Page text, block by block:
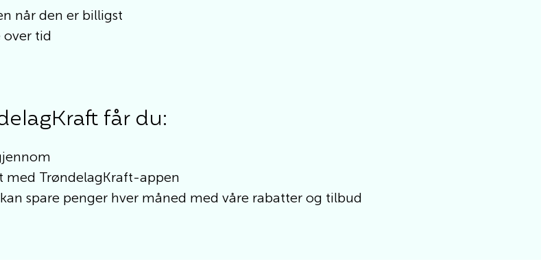
når den er billigst
over tid
får du:
med TrøndelagKraft-appen
spare penger hver måned med våre rabatter og tilbud